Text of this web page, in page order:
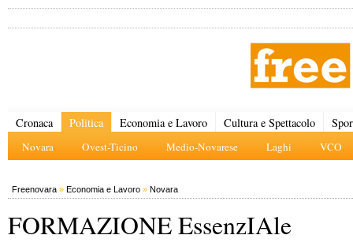
Cronaca Politica
Novara Ovest-Ticino Medio-Novarese Laghi VCO
Economia e Lavoro Cultura e Spettacolo
Freenovara » Economia e Lavoro » Novara
FORMAZIONE EssenzIAle